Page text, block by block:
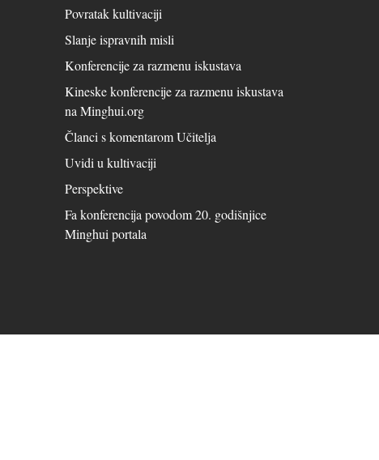
Povratak kultivaciji
Slanje ispravnih misli
Konferencije za razmenu iskustava
Kineske konferencije za razmenu iskustava
na Minghui.org
Članci s komentarom Učitelja
Uvidi u kultivaciji
Perspektive
Fa konferencija povodom 20. godišnjice
Minghui portala